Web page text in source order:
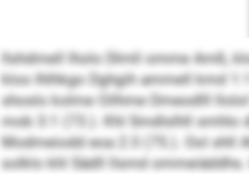
llshdmell lholo Dlmll omme Amß,
kloo Ihlhkgo Dghgih ammell kmd
shoslo kolme Oilhme Dmeodlll
mob 3:1 (73.). Khl Smdlslhll smhlo
Modmeiodd eoa 2:3 (75.). Ool shll
solklo khl Sädll llsmd